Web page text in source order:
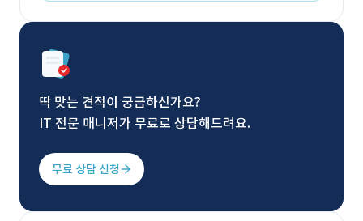
딱 맞는 견적이 궁금하신가요?
IT 전문 매니저가 무료로 상담해드려요.
무료 상담 신청